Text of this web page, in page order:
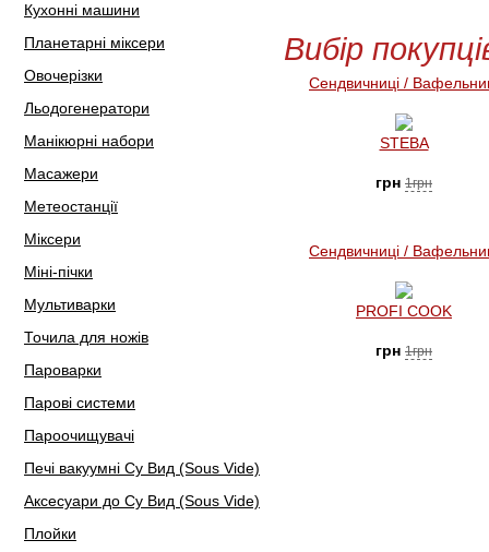
Кухонні машини
Планетарні міксери
Овочерізки
Льодогенератори
Манікюрні набори
Масажери
Метеостанції
Міксери
Міні-пічки
Мультиварки
Точила для ножів
Пароварки
Парові системи
Пароочищувачі
Печі вакуумні Су Вид (Sous Vide)
Аксесуари до Су Вид (Sous Vide)
Плойки
Вибір
Сендвичниці /
STEBA
грн 1грн
Сендвичниці /
PROFI COOK
грн 1грн